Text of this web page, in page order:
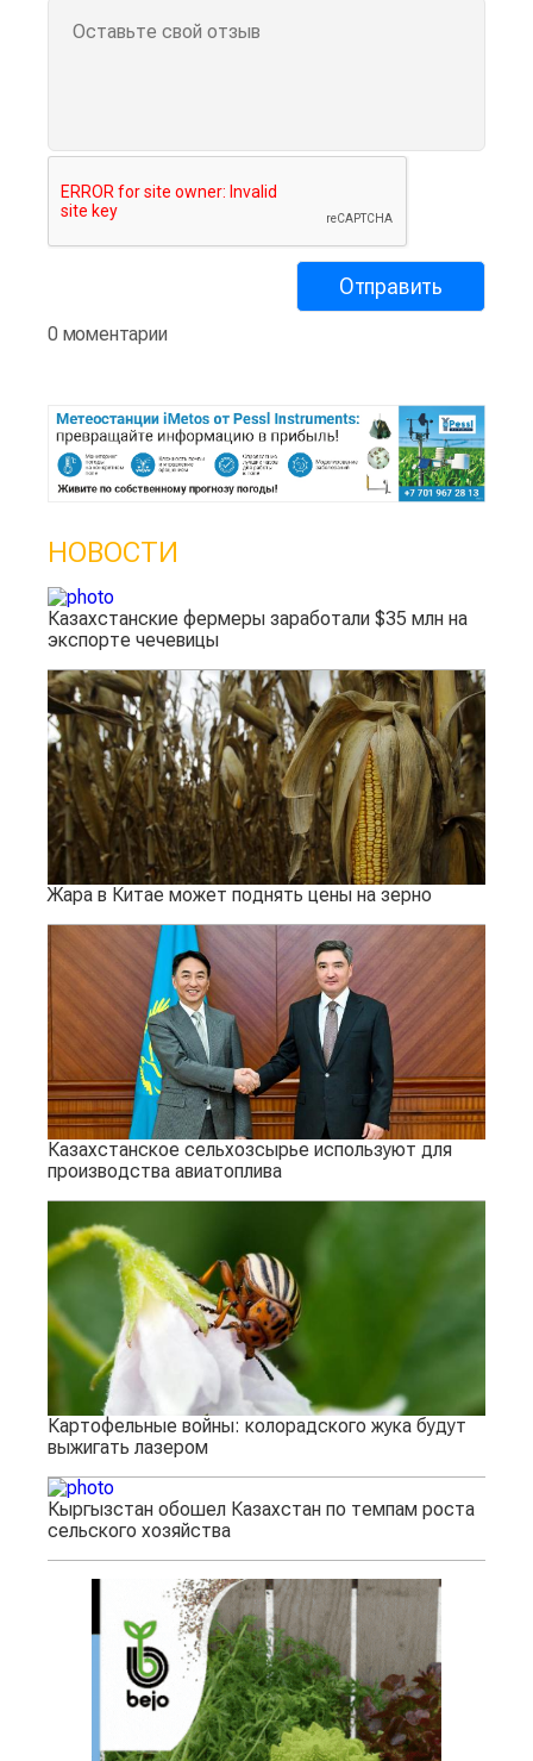
0 моментарии
НОВОСТИ
Казахстанские фермеры заработали $35 млн на
экспорте чечевицы
Жара в Китае может поднять цены на зерно
Казахстанское сельхозсырье используют для
производства авиатоплива
Картофельные войны: колорадского жука будут
выжигать лазером
Кыргызстан обошел Казахстан по темпам роста
сельского хозяйства